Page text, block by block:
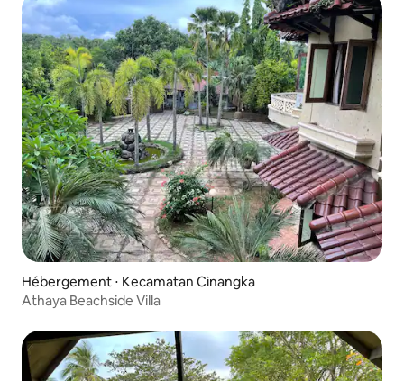
Hébergement ⋅ Kecamatan Cinangka
Athaya Beachside Villa